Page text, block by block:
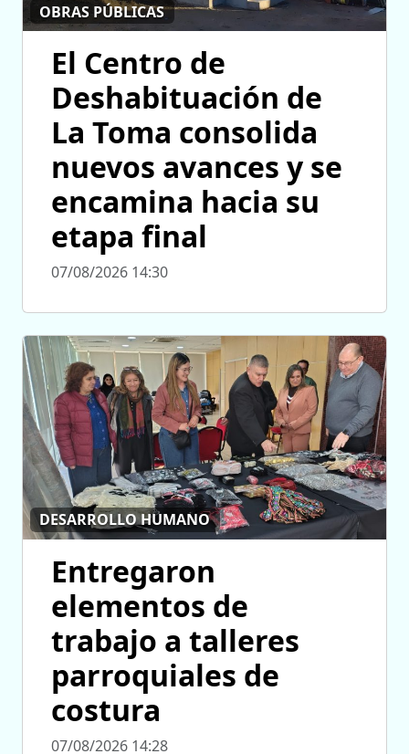
OBRAS PÚBLICAS
El Centro de
Deshabituación de
La Toma consolida
nuevos avances y se
encamina hacia su
etapa final
07/08/2026 14:30
DESARROLLO HUMANO
Entregaron
elementos de
trabajo a talleres
parroquiales de
costura
07/08/2026 14:28